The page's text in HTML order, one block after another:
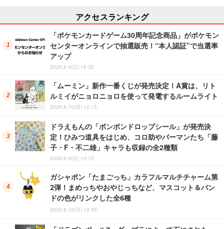
アクセスランキング
「ポケモンカードゲーム30周年記念商品」がポケモン
センターオンラインで抽選販売！“本人認証”で当選率
アップ
2026.8.9(日) 18:30
「ムーミン」新作一番くじが発売決定！A賞は、リト
ルミイがニョロニョロを使って発電するルームライト
2026.8.10(月) 12:15
ドラえもんの「ボンボンドロップシール」が発売決
定！ひみつ道具をはじめ、コロ助やパーマンたち「藤
子・F・不二雄」キャラも収録の全2種類
2026.8.9(日) 14:15
ガシャポン「たまごっち」カラフルマルチチャーム第
2弾！まめっちやおやじっちなど、マスコット＆バン
ドの色がリンクした全6種
2026.8.10(月) 12:45